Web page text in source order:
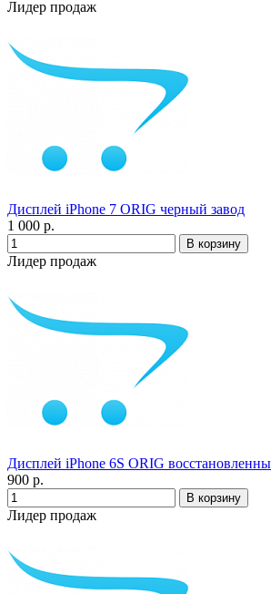
Лидер продаж
Дисплей iPhone 7 ORIG черный завод
1 000 р.
Лидер продаж
Дисплей iPhone 6S ORIG
900 р.
Лидер продаж